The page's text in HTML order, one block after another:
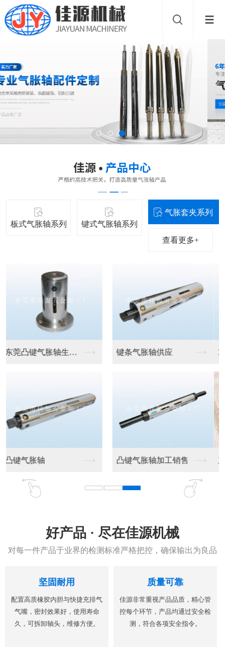
板式气胀轴系列 键式气胀轴系列
气胀套夹系列
查看更多+
3寸鍵式气胀鼓 东莞6寸鍵式气胀鼓
东莞气胀套夹 6寸板式气胀套夹
好产品 · 尽在佳源机械
对每一件产品于业界的检测标准严格把控，确保输出为良品
坚固耐用
配置高质橡胶内胆与快捷充排气
气嘴，密封效果好，使用寿命
久，可拆卸轴头，维修方便。
质量可靠
佳源非常重视产品品质，精心管
控每个环节，产品均通过安全检
测，符合各项安全指令。